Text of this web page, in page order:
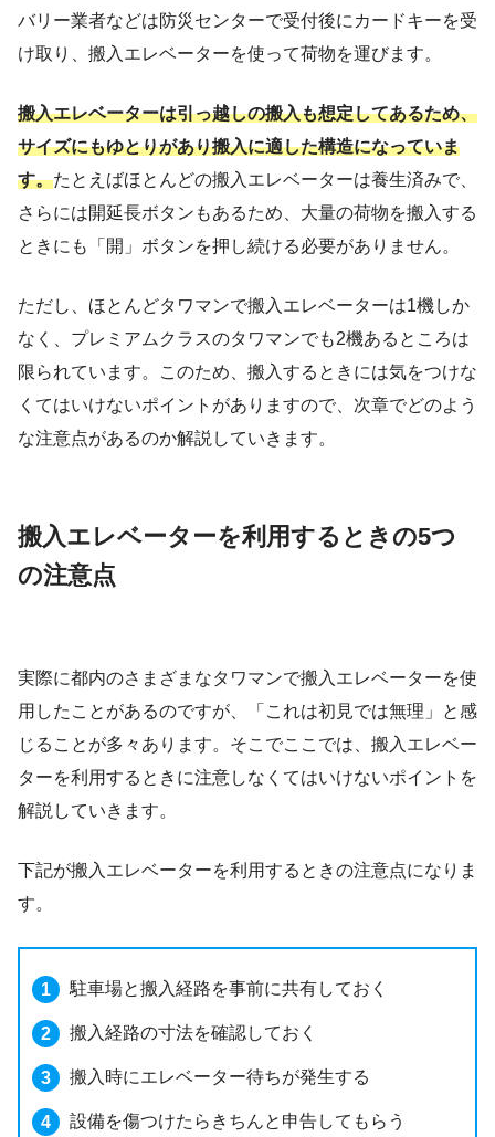
バリー業者などは防災センターで受付後にカードキーを受
け取り、搬入エレベーターを使って荷物を運びます。
搬入エレベーターは引っ越しの搬入も想定してあるため、
サイズにもゆとりがあり搬入に適した構造になっていま
す。たとえばほとんどの搬入エレベーターは養生済みで、
さらには開延長ボタンもあるため、大量の荷物を搬入する
ときにも「開」ボタンを押し続ける必要がありません。
ただし、ほとんどタワマンで搬入エレベーターは1機しか
なく、プレミアムクラスのタワマンでも2機あるところは
限られています。このため、搬入するときには気をつけな
くてはいけないポイントがありますので、次章でどのよう
な注意点があるのか解説していきます。
搬入エレベーターを利用するときの5つ
の注意点
実際に都内のさまざまなタワマンで搬入エレベーターを使
用したことがあるのですが、「これは初見では無理」と感
じることが多々あります。そこでここでは、搬入エレベー
ターを利用するときに注意しなくてはいけないポイントを
解説していきます。
下記が搬入エレベーターを利用するときの注意点になりま
す。
駐車場と搬入経路を事前に共有しておく
搬入経路の寸法を確認しておく
搬入時にエレベーター待ちが発生する
設備を傷つけたらきちんと申告してもらう